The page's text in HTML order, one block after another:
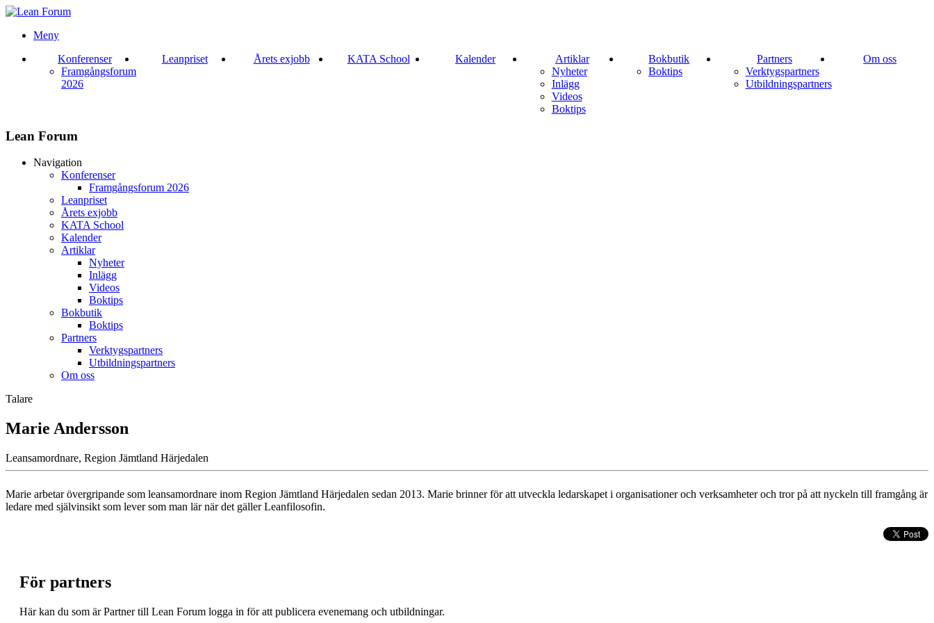
Meny
Konferenser
Framgångsforum
2026
Leanpriset Årets exjobb KATA School Kalender
Artiklar
Nyheter
Inlägg
Videos
Boktips
Bokbutik
Boktips
Partners
Verktygspartners
Utbildningspartners
Om oss
Lean Forum
Navigation
Konferenser
Framgångsforum 2026
Leanpriset
Årets exjobb
KATA School
Kalender
Artiklar
Nyheter
Inlägg
Videos
Boktips
Bokbutik
Boktips
Partners
Verktygspartners
Utbildningspartners
Om oss
Talare
Marie Andersson
Leansamordnare, Region Jämtland Härjedalen
Marie arbetar övergripande som leansamordnare inom Region Jämtland Härjedalen sedan 2013. Marie brinner för att utveckla ledarskapet i organisationer och verksamheter och tror på att nyckeln till framgång är
ledare med självinsikt som lever som man lär när det gäller Leanfilosofin.
För partners
Här kan du som är Partner till Lean Forum logga in för att publicera evenemang och utbildningar.